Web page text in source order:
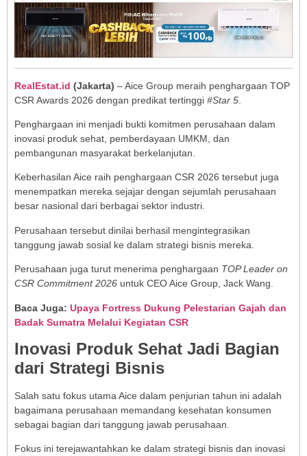
RealEstat.id (Jakarta) – Aice Group meraih penghargaan TOP
CSR Awards 2026 dengan predikat tertinggi #Star 5
Penghargaan ini menjadi bukti komitmen perusahaan dalam
inovasi produk sehat, pemberdayaan UMKM, dan
pembangunan masyarakat berkelanjutan.
Keberhasilan Aice raih penghargaan CSR 2026 tersebut juga
menempatkan mereka sejajar dengan sejumlah perusahaan
besar nasional dari berbagai sektor industri.
Perusahaan tersebut dinilai berhasil mengintegrasikan
tanggung jawab sosial ke dalam strategi bisnis mereka.
Perusahaan juga turut menerima penghargaan TOP Leader on
CSR Commitment 2026 untuk CEO Aice Group, Jack Wang.
Baca Juga: Upaya Fortress Dukung Pelestarian Gajah dan
Badak Sumatra Melalui Kegiatan CSR
Inovasi Produk Sehat Jadi Bagian
dari Strategi Bisnis
Salah satu fokus utama Aice dalam penjurian tahun ini adalah
bagaimana perusahaan memandang kesehatan konsumen
sebagai bagian dari tanggung jawab perusahaan.
Fokus ini terejawantahkan ke dalam strategi bisnis dan inovasi